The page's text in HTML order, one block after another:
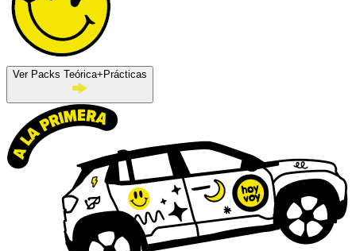
Ver Packs Teórica+Prácticas